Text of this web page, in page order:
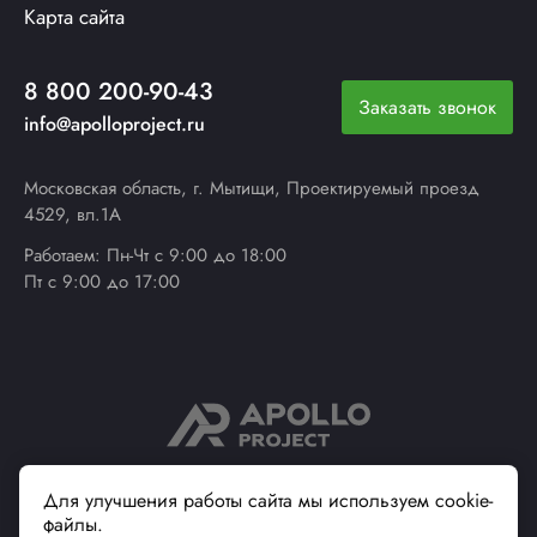
Карта сайта
8 800 200-90-43
info@apolloproject.ru
Заказать звонок
Московская область, г. Мытищи, Проектируемый проезд
4529, вл.1А
Работаем: Пн-Чт с 9:00 до 18:00
Пт с 9:00 до 17:00
Для улучшения работы сайта мы используем cookie-
файлы.